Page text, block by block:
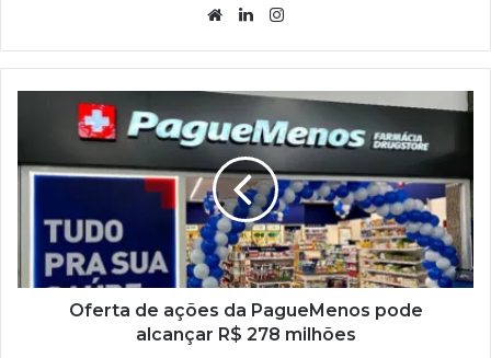
WebsiteLinkedin
Oferta de ações da PagueMenos pode
alcançar R$ 278 milhões